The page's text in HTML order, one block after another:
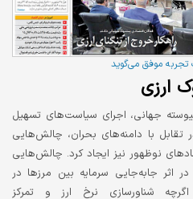
موفق می‌گوید
ارزی
جهانی، اجرای سیاست‌های تسهیل
تقابل با دامنه‌های بحران، چالش‌هایی
نوظهور نیز ایجاد کرد. چالش‌هایی
اثر جابه‌جایی سرمایه بین مرزها در
شناورسازی نرخ ارز و تمرکز